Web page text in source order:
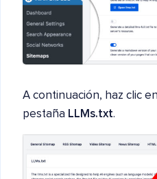
A continuación, haz clic
pestaña LLMs.txt.